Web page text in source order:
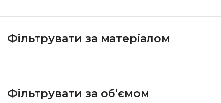
Фільтрувати за матеріалом
Фільтрувати за об'ємом